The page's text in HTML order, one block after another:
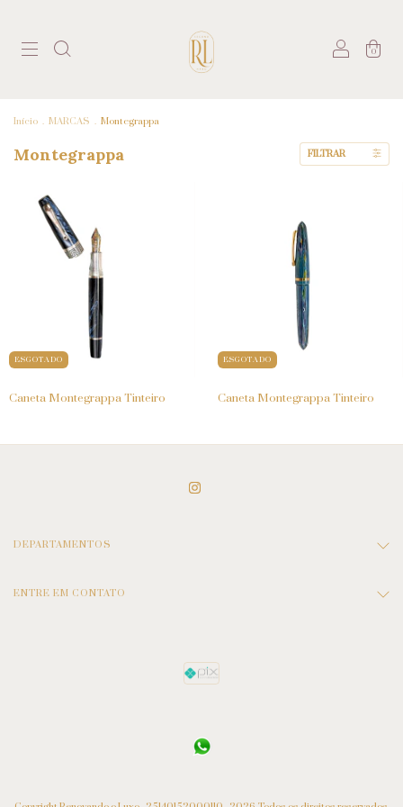
0
Início . MARCAS . Montegrappa
Montegrappa FILTRAR
ESGOTADO
Caneta Montegrappa Tinteiro
ESGOTADO
Caneta Montegrappa Tinteiro
DEPARTAMENTOS
ENTRE EM CONTATO